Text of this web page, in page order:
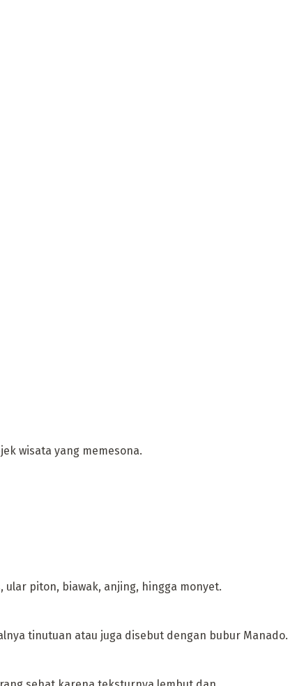
wisata yang memesona.
piton, biawak, anjing, hingga monyet.
tinutuan atau juga disebut dengan bubur Manado.